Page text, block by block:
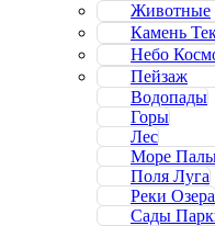
Животные
Камень
Небо
Пейзаж
Водопады
Горы
Лес
Море
Поля Луга
Реки Озера
Сады